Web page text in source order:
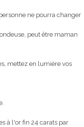
ne pourra changer
peut être maman
mettez en lumière vos
à l'or fin 24 carats par